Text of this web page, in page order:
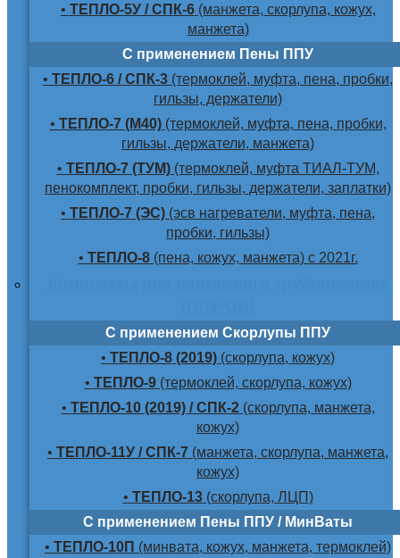
• ТЕПЛО-5У / СПК-6(манжета, скорлупа, кожух,
манжета)
С применением Пены ППУ
• ТЕПЛО-6 / СПК-3 (термоклей, муфта, пена, пробки,
гильзы, держатели)
• ТЕПЛО-7 (М40)(термоклей, муфта, пена, пробки,
гильзы, держатели, манжета)
• ТЕПЛО-7 (ТУМ)(термоклей, муфта ТИАЛ-ТУМ,
пенокомплект, пробки, гильзы, держатели, заплатки)
• ТЕПЛО-7 (ЭС) (эсв нагреватели, муфта, пена,
пробки, гильзы)
• ТЕПЛО-8(пена, кожух, манжета) с 2021г.
С применением Скорлупы ППУ
• ТЕПЛО-8 (2019) (скорлупа, кожух)
• ТЕПЛО-9(термоклей, скорлупа, кожух)
• ТЕПЛО-10 (2019) / СПК-2(скорлупа, манжета,
кожух)
• ТЕПЛО-11У / СПК-7 (манжета, скорлупа, манжета,
кожух)
• ТЕПЛО-13(скорлупа, ЛЦП)
С применением Пены ППУ / МинВаты
• ТЕПЛО-10П (минвата, кожух, манжета, термоклей)